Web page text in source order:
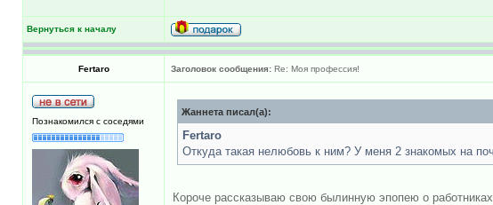
Вернуться к началу
Fertaro Заголовок сообщения: Re: Моя профессия!
Познакомился с соседями
Жаннета писал(а):
Fertaro
Откуда такая нелюбовь к ним? У меня 2 знакомых на
Короче рассказываю свою былинную эпопею о